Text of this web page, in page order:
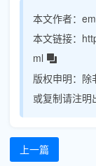
本文作者：
本文链接：
ml
版权申明： 除
或复制请注明
上一篇